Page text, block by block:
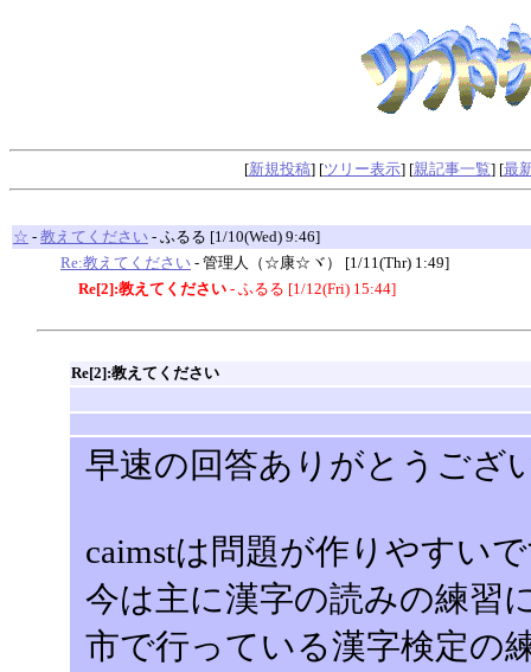
[新規投稿] [ツリー表示] [親記事一覧] [最
☆ - 教えてください - ふるる [1/10(Wed) 9:46]
Re:教えてください - 管理人（☆康☆ヾ） [1/11(Thr) 1:49]
Re[2]:教えてください - ふるる [1/12(Fri) 15:44]
Re[2]:教えてください
早速の回答ありがとうござ
caimstは問題が作りやすい
今は主に漢字の読みの練習
市で行っている漢字検定の